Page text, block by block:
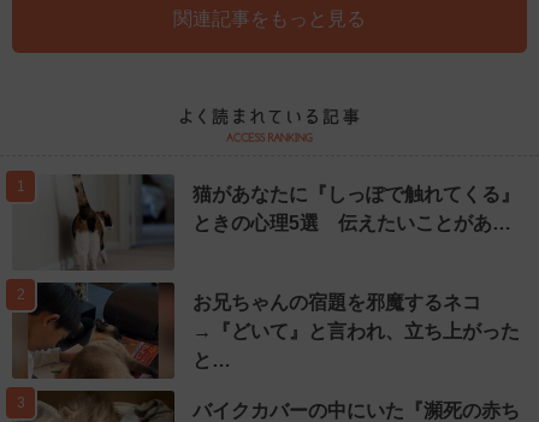
関連記事をもっと見る
1
猫があなたに『しっぽで触れてくる』
ときの心理5選 伝えたいことがあ…
2
お兄ちゃんの宿題を邪魔するネコ
→『どいて』と言われ、立ち上がった
と…
3
バイクカバーの中にいた『瀕死の赤ち